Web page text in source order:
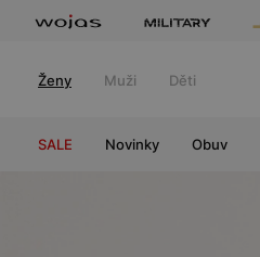
Ženy Muži Děti
SALE Novinky Obuv